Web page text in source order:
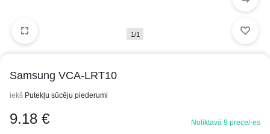
1/1
Samsung VCA-LRT10
iekš Putekļu sūcēju piederumi
9.18 € Noliktavā 9 prece/-es